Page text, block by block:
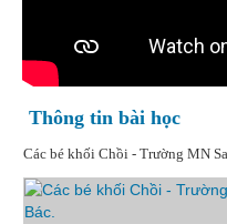
Thông tin bài học
Các bé khối Chồi - Trường MN